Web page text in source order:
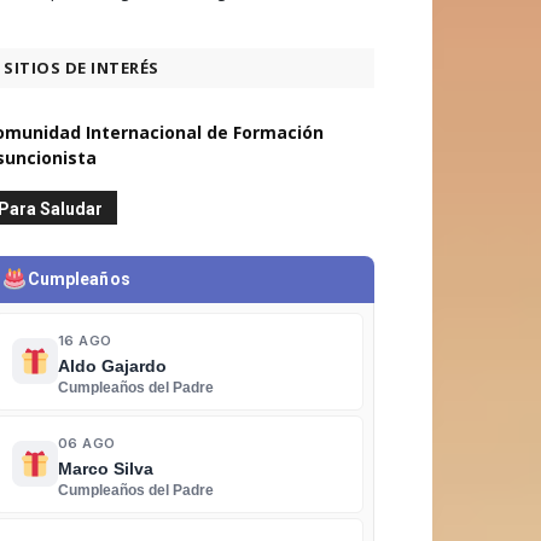
SITIOS DE INTERÉS
Internacional de Formación
Saludar
Cumpleaños
16 AGO
Aldo Gajardo
Cumpleaños del Padre
06 AGO
Marco Silva
Cumpleaños del Padre